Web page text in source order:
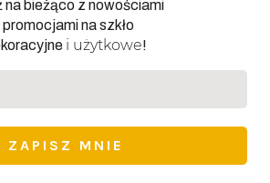
na bieżąco z nowościami
promocjami na szkło
i użytkowe!